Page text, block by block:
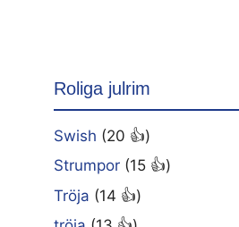
Roliga julrim
Swish (20 👍)
Strumpor (15 👍)
Tröja (14 👍)